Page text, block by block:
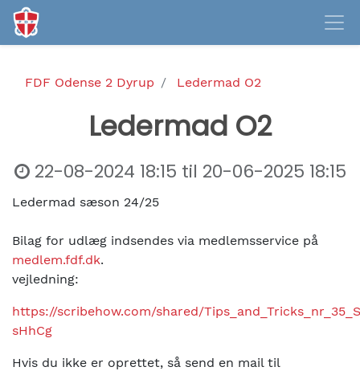
FDF Odense 2 Dyrup Ledermad O2
Ledermad O2
22-08-2024 18:15 til 20-06-2025 18:15
Ledermad sæson 24/25
Bilag for udlæg indsendes via medlemsservice på
medlem.fdf.dk.
vejledning:
https://scribehow.com/shared/
sHhCg
Hvis du ikke er oprettet, så send en mail til